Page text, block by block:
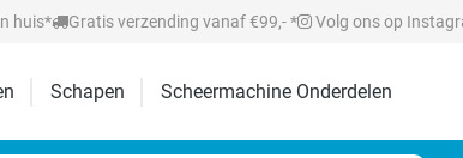
huis* Gratis verzending vanaf €99,- * Volg ons op
Schapen Scheermachine Onderdelen